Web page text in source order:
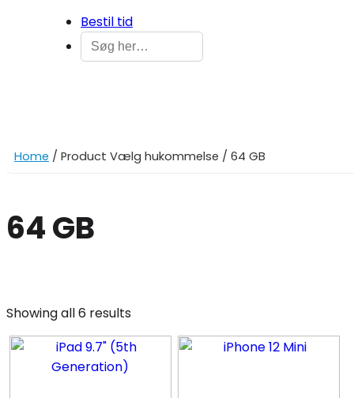
Bestil tid
Home / Product Vælg hukommelse / 64 GB
64 GB
Telefoner
Showing all 6 results